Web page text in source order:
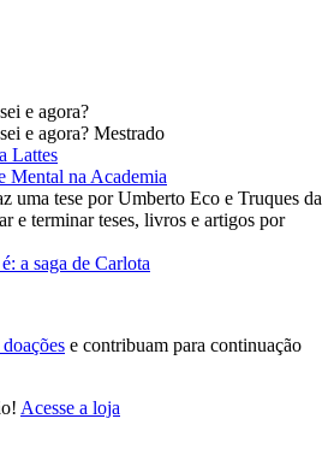
e agora?
e agora? Mestrado
Lattes
Mental na Academia
uma tese por Umberto Eco e Truques da
e terminar teses, livros e artigos por
a saga de Carlota
e contribuam para continuação
Acesse a loja